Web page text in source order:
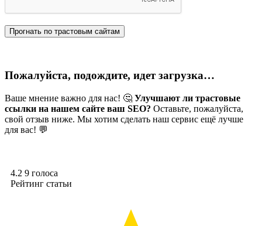
Пожалуйста, подождите, идет загрузка…
Ваше мнение важно для нас! 🤔 Улучшают ли трастовые
ссылки на нашем сайте ваш SEO? Оставьте, пожалуйста,
свой отзыв ниже. Мы хотим сделать наш сервис ещё лучше
для вас! 💬
4.2 9 голоса
Рейтинг статьи